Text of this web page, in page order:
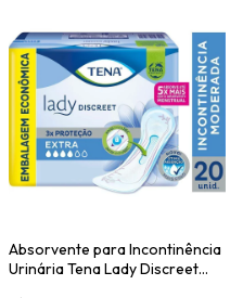
Absorvente para Incontinência
Urinária Tena Lady Discreet